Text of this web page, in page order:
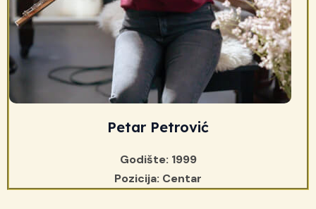
Petar Petrović
Godište: 1999
Pozicija: Centar